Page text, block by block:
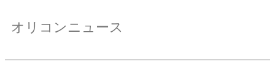
オリコンニュース